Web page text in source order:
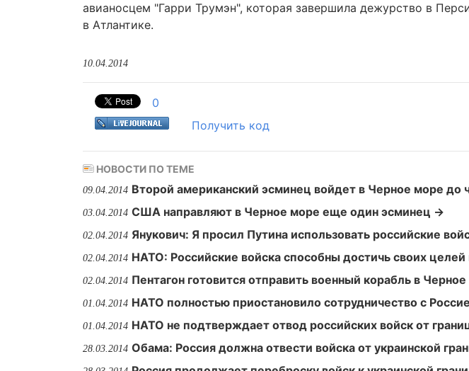
авианосцем "Гарри Трумэн", которая завершила дежурство в
в Атлантике.
10.04.2014
0
Получить код
НОВОСТИ ПО ТЕМЕ
09.04.2014 Второй американский эсминец войдет в Черное море до
03.04.2014 США направляют в Черное море еще один эсминец →
02.04.2014 Янукович: Я просил Путина использовать российские
02.04.2014 НАТО: Российские войска способны достичь своих
02.04.2014 Пентагон готовится отправить военный корабль в
01.04.2014 НАТО полностью приостановило сотрудничество с
01.04.2014 НАТО не подтверждает отвод российских войск от
28.03.2014 Обама: Россия должна отвести войска от украинской